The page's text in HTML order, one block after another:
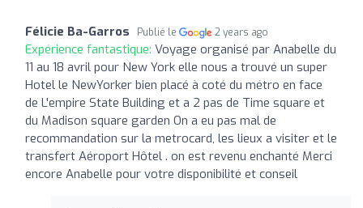
Félicie Ba-Garros Publié le 2 years ago
Expérience fantastique: Voyage organisé par Anabelle du
11 au 18 avril pour New York elle nous a trouvé un super
Hotel le NewYorker bien placé à coté du métro en face
de L'empire State Building et a 2 pas de Time square et
du Madison square garden On a eu pas mal de
recommandation sur la metrocard, les lieux a visiter et le
transfert Aéroport Hôtel . on est revenu enchanté Merci
encore Anabelle pour votre disponibilité et conseil